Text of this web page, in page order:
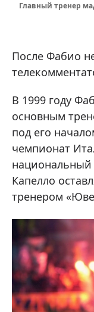
Главный тренер
После Фабио
В 1999 году
основным
под его
чемпионат
национальный
Капелло
тренером